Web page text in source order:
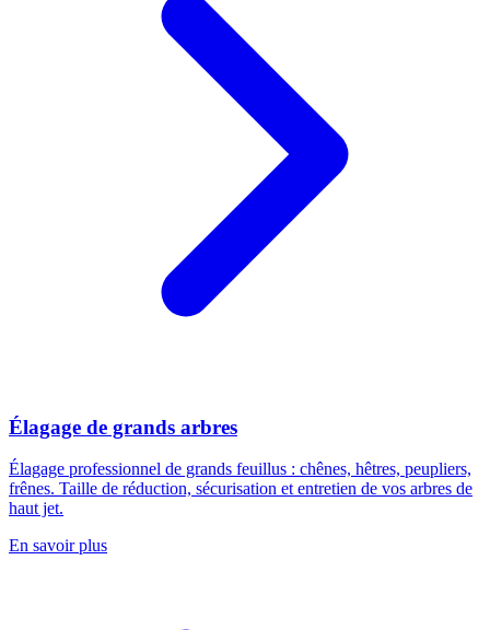
Élagage de grands arbres
Élagage professionnel de grands feuillus : chênes, hêtres, peupliers,
frênes. Taille de réduction, sécurisation et entretien de vos arbres de
haut jet.
En savoir plus